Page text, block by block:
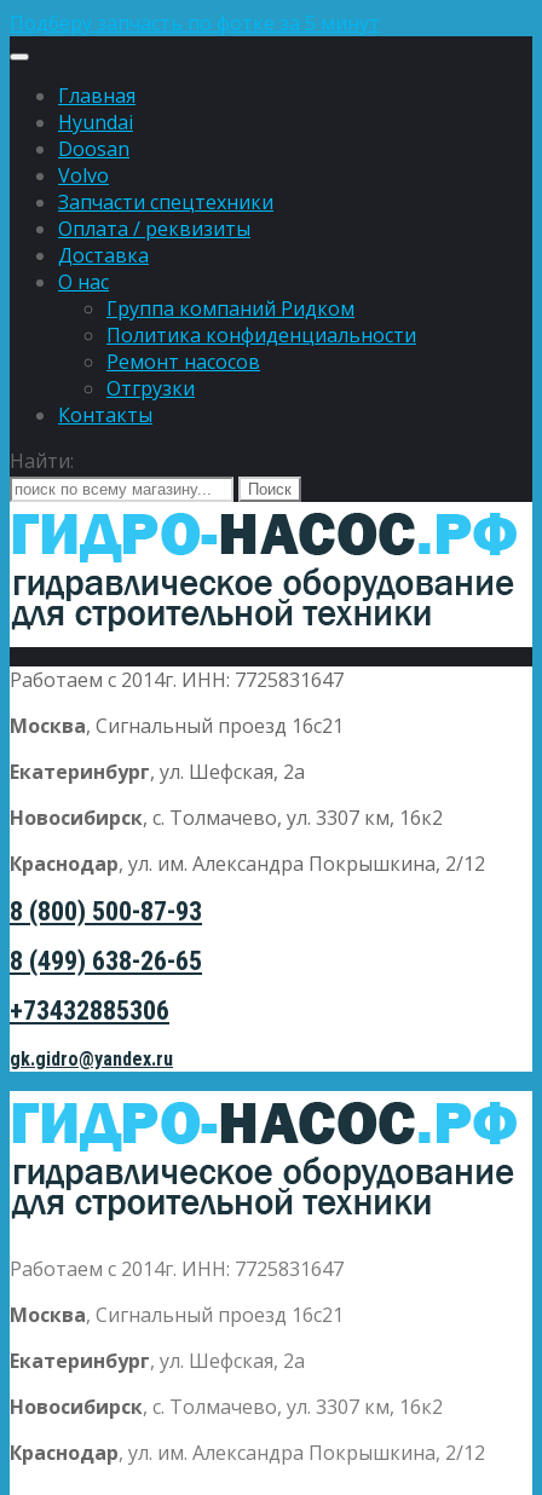
Подберу запчасть по фотке за 5 минут
Главная
Hyundai
Doosan
Volvo
Запчасти спецтехники
Оплата / реквизиты
Доставка
О нас
Группа компаний Ридком
Политика конфиденциальности
Ремонт насосов
Отгрузки
Контакты
Найти:
Работаем с 2014г. ИНН: 7725831647
Москва, Сигнальный проезд 16с21
Екатеринбург, ул. Шефская, 2а
Новосибирск, с. Толмачево, ул. 3307 км, 16к2
Краснодар, ул. им. Александра Покрышкина, 2/12
8 (800) 500-87-93
8 (499) 638-26-65
+73432885306
gk.gidro@yandex.ru
Работаем с 2014г. ИНН: 7725831647
Москва, Сигнальный проезд 16с21
Екатеринбург, ул. Шефская, 2а
Новосибирск, с. Толмачево, ул. 3307 км, 16к2
Краснодар, ул. им. Александра Покрышкина, 2/12